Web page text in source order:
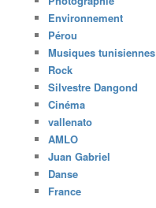
Environnement
Pérou
Musiques tunisiennes
Rock
Silvestre Dangond
Cinéma
vallenato
AMLO
Juan Gabriel
Danse
France